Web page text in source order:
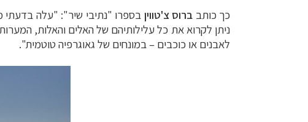
כך כותב ברוס צ'טווין בספרו "נתיבי שיר": "עלה בדעתי
ניתן לקרוא את כל עלילותיהם של האלים והאלות,
לאבנים או כוכבים –במונחים של גאוגרפיה טוטמית".